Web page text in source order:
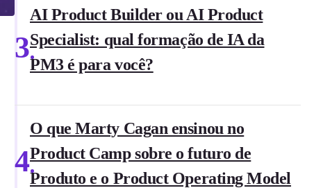
3
AI Product Builder ou AI Product
Specialist: qual formação de IA da
PM3 é para você?
4
O que Marty Cagan ensinou no
Product Camp sobre o futuro de
Produto e o Product Operating Model